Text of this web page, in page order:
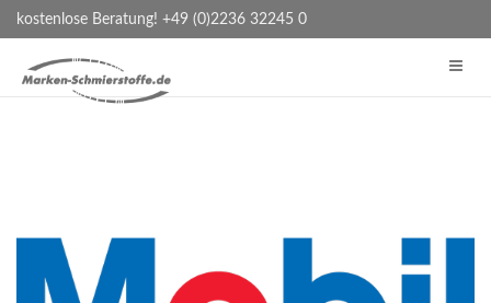
kostenlose Beratung! +49 (0)2236 32245 0